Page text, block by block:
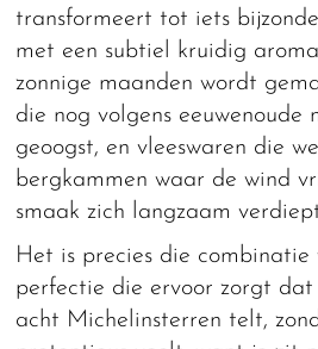
transformeert tot iets
met een subtiel kruidig
zonnige maanden wordt
die nog volgens eeuwenoude
geoogst, en vleeswaren die
bergkammen waar de wind
smaak zich langzaam
Het is precies die combinatie
perfectie die ervoor zorgt
acht Michelinsterren telt,